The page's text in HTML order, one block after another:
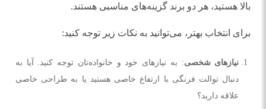
بالا هستید، هر دو برند گزینه‌های مناسبی هستند.
برای انتخاب بهتر، می‌توانید به نکات زیر توجه کنید:
نیازهای شخصی: به نیازهای خود و خانواده‌تان توجه کنید. آیا به
دنبال توالت فرنگی با ارتفاع خاصی هستید یا به طراحی خاصی
علاقه دارید؟